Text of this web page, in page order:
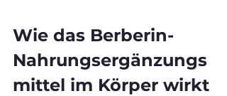
Wie das Berberin-
Nahrungsergänzungs
mittel im Körper wirkt